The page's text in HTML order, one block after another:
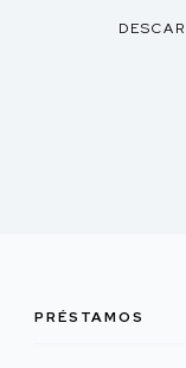
PRÉSTAMOS